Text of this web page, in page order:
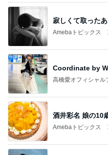
寂しくて取った
Amebaトピックス
Coordinate by
高橋愛オフィシャル
酒井彩名 娘の10
Amebaトピックス